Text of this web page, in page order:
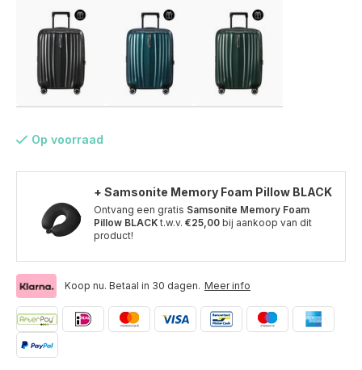
Op voorraad
+ Samsonite Memory Foam Pillow BLACK
Ontvang een gratis Samsonite Memory Foam
Pillow BLACK t.w.v. €25,00 bij aankoop van dit
product!
Koop nu. Betaal in 30 dagen. Meer info